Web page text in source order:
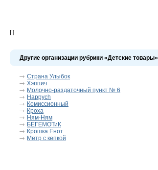
[ ]
Другие организации рубрики «Детские товары»
Страна Улыбок
Хэппич
Молочно-раздаточный пункт № 6
Happych
Комиссионный
Кроха
Ням-Ням
БЕГЕМОТиК
Крошка Енот
Метр с кепкой